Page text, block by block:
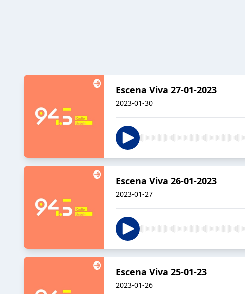
Escena Viva 27-01-2023
2023-01-30
Escena Viva 26-01-2023
2023-01-27
Escena Viva 25-01-23
2023-01-26